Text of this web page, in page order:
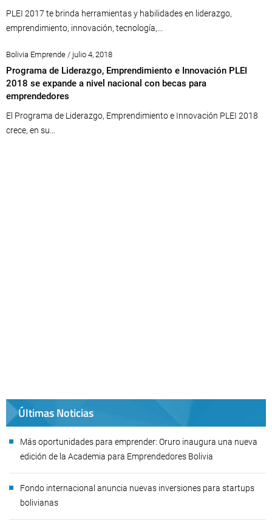
PLEI 2017 te brinda herramientas y habilidades en liderazgo,
emprendimiento, innovación, tecnología,...
Bolivia Emprende / julio 4, 2018
Programa de Liderazgo, Emprendimiento e Innovación PLEI
2018 se expande a nivel nacional con becas para
emprendedores
El Programa de Liderazgo, Emprendimiento e Innovación PLEI 2018
crece, en su...
Últimas Noticias
Más oportunidades para emprender: Oruro inaugura una nueva
edición de la Academia para Emprendedores Bolivia
Fondo internacional anuncia nuevas inversiones para startups
bolivianas